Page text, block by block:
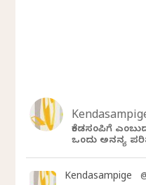
ಕೆಂಡಸಂಪಿಗೆ
ಒಂದು ಅನನ್ಯ
Kendasampige